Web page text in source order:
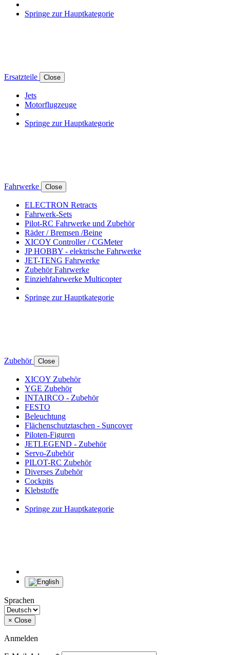
Springe zur Hauptkategorie
Ersatzteile Close
Jets
Motorflugzeuge
Springe zur Hauptkategorie
Fahrwerke Close
ELECTRON Retracts
Fahrwerk-Sets
Pilot-RC Fahrwerke und Zubehör
Räder / Bremsen /Beine
XICOY Controller / CGMeter
JP HOBBY - elektrische Fahrwerke
JET-TENG Fahrwerke
Zubehör Fahrwerke
Einziehfahrwerke Multicopter
Springe zur Hauptkategorie
Zubehör Close
XICOY Zubehör
YGE Zubehör
INTAIRCO - Zubehör
FESTO
Beleuchtung
Flächenschutztaschen - Suncover
Piloten-Figuren
JETLEGEND - Zubehör
Servo-Zubehör
PILOT-RC Zubehör
Diverses Zubehör
Cockpits
Klebstoffe
Springe zur Hauptkategorie
Sprachen
× Close
Anmelden